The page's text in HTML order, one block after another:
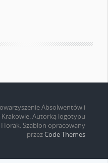
Absolwentów i
Krakowie. Autorką logotypu
Szablon opracowany
przezCode Themes